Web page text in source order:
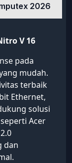
2026
V 16
pada
mudah.
terbaik
Ethernet,
solusi
Acer
dan